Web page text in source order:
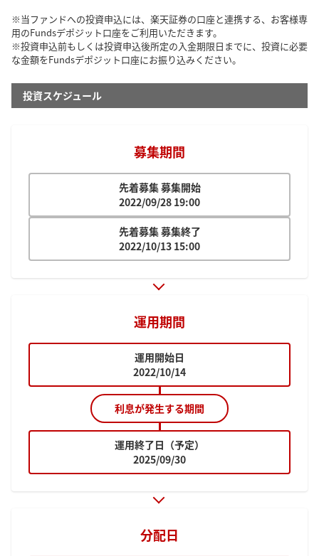
※当ファンドへの投資申込には、楽天証券の口座と連携する、お客様専
用のFundsデポジット口座をご利用いただきます。
※投資申込前もしくは投資申込後所定の入金期限日までに、投資に必要
な金額をFundsデポジット口座にお振り込みください。
投資スケジュール
募集期間
先着募集 募集開始
2022/09/28 19:00
先着募集 募集終了
2022/10/13 15:00
運用期間
運用開始日
2022/10/14
利息が発生する期間
運用終了日（予定）
2025/09/30
分配日